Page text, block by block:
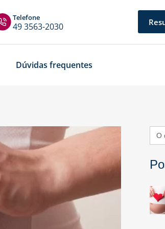
Telefone
49 3563-2030
Dúvidas frequentes
for: